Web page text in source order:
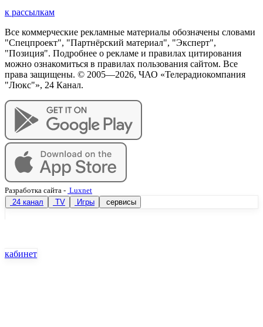
к рассылкам
Все коммерческие рекламные материалы обозначены словами
"Спецпроект", "Партнёрский материал", "Эксперт",
"Позиция". Подробнее о рекламе и правилах цитирования
можно ознакомиться в правилах пользования сайтом. Все
права защищены. © 2005—2026, ЧАО «Телерадиокомпания
"Люкс"», 24 Канал.
Разработка сайта - Luxnet
24 канал
TV Игры сервисы
кабинет